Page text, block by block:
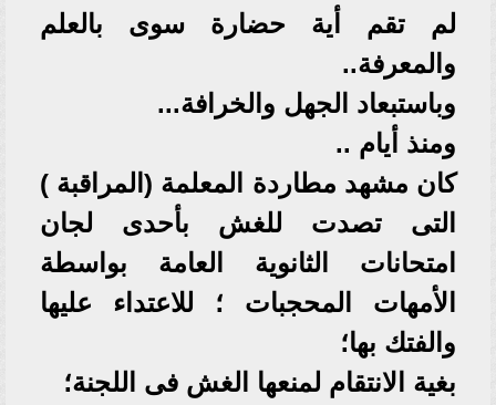
لم تقم أية حضارة سوى بالعلم
والمعرفة..
وباستبعاد الجهل والخرافة...
ومنذ أيام ..
كان مشهد مطاردة المعلمة (المراقبة )
التى تصدت للغش بأحدى لجان
امتحانات الثانوية العامة بواسطة
الأمهات المحجبات ؛ للاعتداء عليها
والفتك بها؛
بغية الانتقام لمنعها الغش فى اللجنة؛